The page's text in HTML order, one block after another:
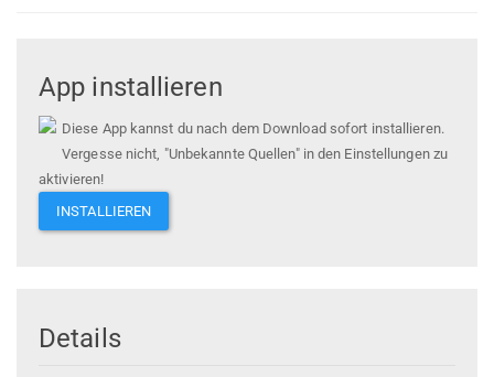
App installieren
Diese App kannst du nach dem Download sofort installieren.
Vergesse nicht, "Unbekannte Quellen" in den Einstellungen zu
aktivieren!
INSTALLIEREN
Details